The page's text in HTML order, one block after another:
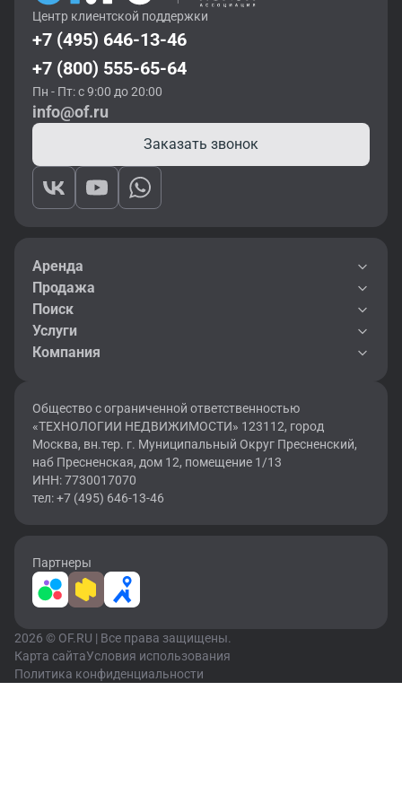
Центр клиентской поддержки
+7 (495) 646-13-46
+7 (800) 555-65-64
Пн - Пт: с 9:00 до 20:00
info@of.ru
Заказать звонок
Аренда
Продажа
Поиск
Услуги
Компания
Общество с ограниченной ответственностью
«ТЕХНОЛОГИИ НЕДВИЖИМОСТИ» 123112, город
Москва, вн.тер. г. Муниципальный Округ Пресненский,
наб Пресненская, дом 12, помещение 1/13
ИНН: 7730017070
тел: +7 (495) 646-13-46
Партнеры
2026 © OF.RU | Все права защищены.
Карта сайтаУсловия использования
Политика конфиденциальности